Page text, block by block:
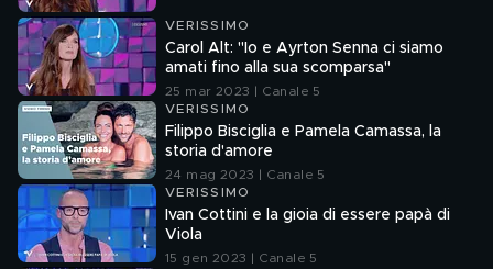
VERISSIMO
Carol Alt: "Io e Ayrton Senna ci siamo
amati fino alla sua scomparsa"
25 mar 2023 | Canale 5
VERISSIMO
Filippo Bisciglia e Pamela Camassa, la
storia d'amore
24 mag 2023 | Canale 5
VERISSIMO
Ivan Cottini e la gioia di essere papà di
Viola
15 gen 2023 | Canale 5